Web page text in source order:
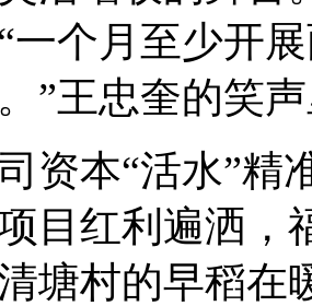
一个月至少开
”王忠奎的笑
资本“活水”精
目红利遍洒，
塘村的早稻在